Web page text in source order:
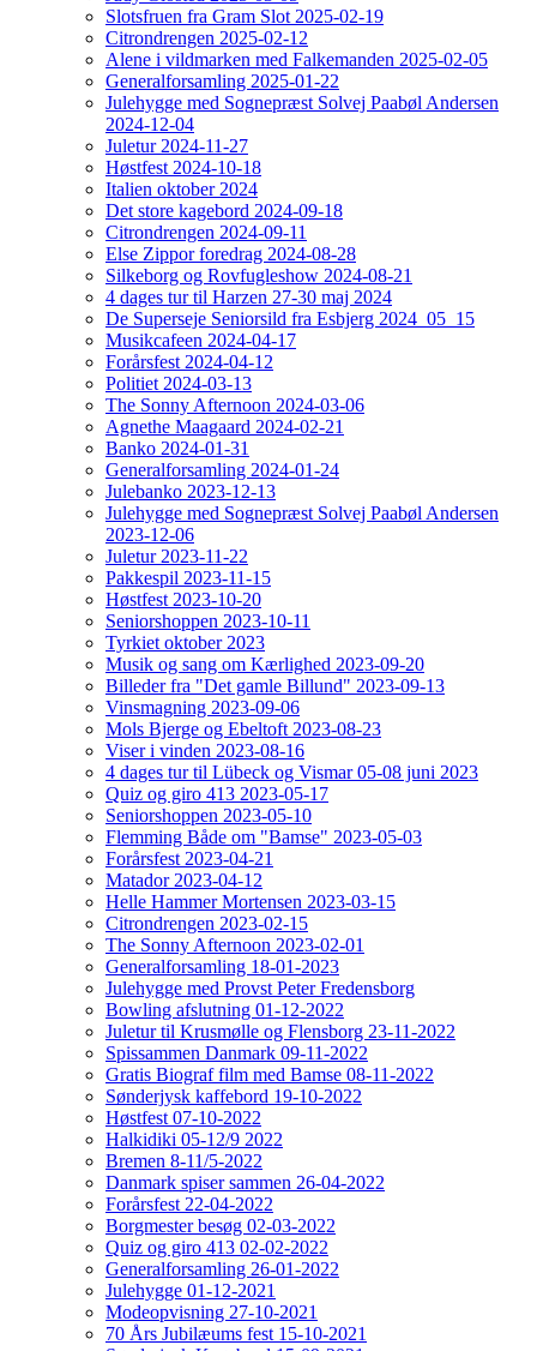
Slotsfruen fra Gram Slot 2025-02-19
Citrondrengen 2025-02-12
Alene i vildmarken med Falkemanden 2025-02-05
Generalforsamling 2025-01-22
Julehygge med Sognepræst Solvej Paabøl Andersen
2024-12-04
Juletur 2024-11-27
Høstfest 2024-10-18
Italien oktober 2024
Det store kagebord 2024-09-18
Citrondrengen 2024-09-11
Else Zippor foredrag 2024-08-28
Silkeborg og Rovfugleshow 2024-08-21
4 dages tur til Harzen 27-30 maj 2024
De Superseje Seniorsild fra Esbjerg 2024_05_15
Musikcafeen 2024-04-17
Forårsfest 2024-04-12
Politiet 2024-03-13
The Sonny Afternoon 2024-03-06
Agnethe Maagaard 2024-02-21
Banko 2024-01-31
Generalforsamling 2024-01-24
Julebanko 2023-12-13
Julehygge med Sognepræst Solvej Paabøl Andersen
2023-12-06
Juletur 2023-11-22
Pakkespil 2023-11-15
Høstfest 2023-10-20
Seniorshoppen 2023-10-11
Tyrkiet oktober 2023
Musik og sang om Kærlighed 2023-09-20
Billeder fra "Det gamle Billund" 2023-09-13
Vinsmagning 2023-09-06
Mols Bjerge og Ebeltoft 2023-08-23
Viser i vinden 2023-08-16
4 dages tur til Lübeck og Vismar 05-08 juni 2023
Quiz og giro 413 2023-05-17
Seniorshoppen 2023-05-10
Flemming Både om "Bamse" 2023-05-03
Forårsfest 2023-04-21
Matador 2023-04-12
Helle Hammer Mortensen 2023-03-15
Citrondrengen 2023-02-15
The Sonny Afternoon 2023-02-01
Generalforsamling 18-01-2023
Julehygge med Provst Peter Fredensborg
Bowling afslutning 01-12-2022
Juletur til Krusmølle og Flensborg 23-11-2022
Spissammen Danmark 09-11-2022
Gratis Biograf film med Bamse 08-11-2022
Sønderjysk kaffebord 19-10-2022
Høstfest 07-10-2022
Halkidiki 05-12/9 2022
Bremen 8-11/5-2022
Danmark spiser sammen 26-04-2022
Forårsfest 22-04-2022
Borgmester besøg 02-03-2022
Quiz og giro 413 02-02-2022
Generalforsamling 26-01-2022
Julehygge 01-12-2021
Modeopvisning 27-10-2021
70 Års Jubilæums fest 15-10-2021